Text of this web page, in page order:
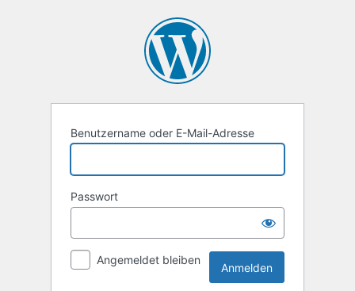
Benutzername oder E-Mail-Adresse
Passwort
Angemeldet bleiben